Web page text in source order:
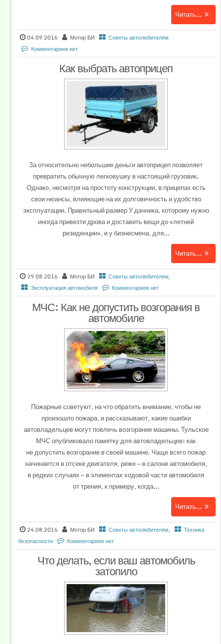
Читать...
04.09.2016 Мотор БИ
Советы автолюбителям
Комментариев нет
Как выбрать автоприцеп
За относительно небольшие деньги автоприцеп позволяет
превратить обычную легковушку в настоящий грузовик.
Однако, несмотря на простоту конструкции, в прицепах есть
свои нюансы, влияющие на их долговечность и удобство
эксплуатации. Правильный размер У дачника, которому нужно
иногда привезти дрова и доставить вещи до «летней
резиденции», и у бизнесмена, для...
Читать...
29.08.2016 Мотор БИ Советы автолюбителям,
Эксплуатация автомобиля
Комментариев нет
МЧС: Как не допустить возгорания в
автомобиле
Пожарные советуют, на что обратить внимание, чтобы не
произошло пожара, и рассказывают, какие ошибки
автовладельцев могут повлечь возгорание машины. Тульское
МЧС опубликовало памятку для автовладельцев: как
не допустить возгорание в своей машине. Чаще всего пожар
начинается в отсеке двигателя, реже — в салоне автомобиля,
в редких случаях — в элементах ходовой части автомобиля
от трения, к примеру, когда...
Читать...
24.08.2016 Мотор БИ Советы автолюбителям,
Техника
безопасности
Комментариев нет
Что делать, если ваш автомобиль
затопило